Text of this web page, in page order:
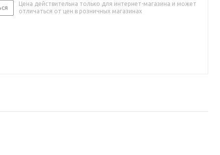
Цена действительна только для интернет-магазина и может
отличаться от цен в розничных магазинах